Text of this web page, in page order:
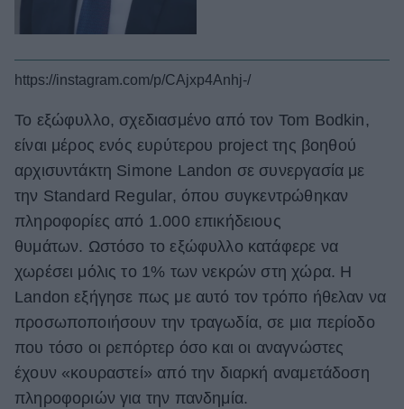
https://instagram.com/p/CAjxp4Anhj-/
Το εξώφυλλο, σχεδιασμένο από τον Tom Bodkin,
είναι μέρος ενός ευρύτερου project της βοηθού
αρχισυντάκτη Simone Landon σε συνεργασία με
την Standard Regular, όπου συγκεντρώθηκαν
πληροφορίες από 1.000 επικήδειους
θυμάτων. Ωστόσο το εξώφυλλο κατάφερε να
χωρέσει μόλις το 1% των νεκρών στη χώρα. Η
Landon εξήγησε πως με αυτό τον τρόπο ήθελαν να
προσωποποιήσουν την τραγωδία, σε μια περίοδο
που τόσο οι ρεπόρτερ όσο και οι αναγνώστες
έχουν «κουραστεί» από την διαρκή αναμετάδοση
πληροφοριών για την πανδημία.